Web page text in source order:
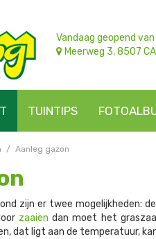
Aanleg gazon
Vandaag geopend van
Meerweg 3, 8507
TUINTIPS
zijn er twee mogelijkheden:
zaaien dan moet het
dat ligt aan de temperatuur,